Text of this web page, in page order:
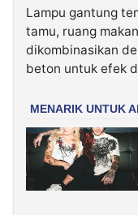
Lampu gantung
tamu, ruang
dikombinasikan
beton untuk efek